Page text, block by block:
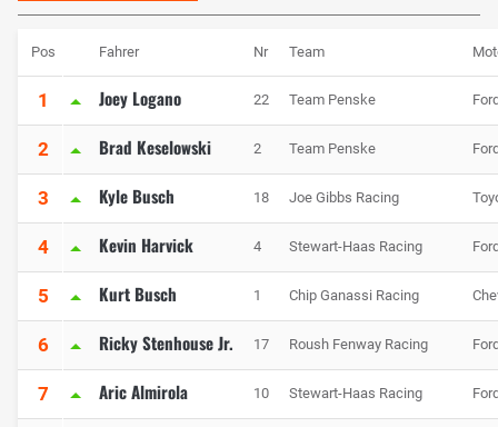
Pos Fahrer Nr Team
1 Joey Logano 22 Team Penske
2 Brad Keselowski 2 Team Penske
3 Kyle Busch 18 Joe Gibbs Racing
4 Kevin Harvick 4 Stewart-Haas Racing
5 Kurt Busch 1 Chip Ganassi Racing
6 Ricky Stenhouse Jr. 17 Roush Fenway Racing
7 Aric Almirola 10 Stewart-Haas Racing